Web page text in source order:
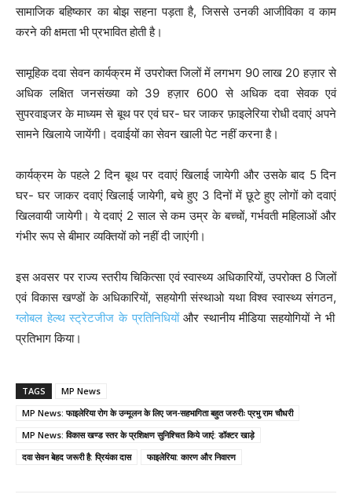
सामाजिक बहिष्कार का बोझ सहना पड़ता है, जिससे उनकी आजीविका व काम
करने की क्षमता भी प्रभावित होती है।
सामूहिक दवा सेवन कार्यक्रम में उपरोक्त जिलों में लगभग 90 लाख 20 हज़ार से
अधिक लक्षित जनसंख्या को 39 हज़ार 600 से अधिक दवा सेवक एवं
सुपरवाइजर के माध्यम से बूथ पर एवं घर- घर जाकर फ़ाइलेरिया रोधी दवाएं अपने
सामने खिलाये जायेंगी। दवाईयों का सेवन खाली पेट नहीं करना है।
कार्यक्रम के पहले 2 दिन बूथ पर दवाएं खिलाई जायेगी और उसके बाद 5 दिन
घर- घर जाकर दवाएं खिलाई जायेगी, बचे हुए 3 दिनों में छूटे हुए लोगों को दवाएं
खिलवायी जायेगी। ये दवाएं 2 साल से कम उम्र के बच्चों, गर्भवती महिलाओं और
गंभीर रूप से बीमार व्यक्तियों को नहीं दी जाएंगी।
इस अवसर पर राज्य स्तरीय चिकित्सा एवं स्वास्थ्य अधिकारियों, उपरोक्त 8 जिलों
एवं विकास खण्डों के अधिकारियों, सहयोगी संस्थाओ यथा विश्व स्वास्थ्य संगठन,
ग्लोबल हेल्थ स्ट्रेटजीज के प्रतिनिधियोंऔर स्थानीय मीडिया सहयोगियों ने भी
प्रतिभाग किया।
TAGS
MP News
MP News: फाइलेरिया रोग के उन्मूलन के लिए जन-सहभागिता बहुत जरुरीः प्रभु राम चौधरी
MP News: विकास खण्ड स्तर के प्रशिक्षण सुनिश्चित किये जाएं: डॉक्टर खाड़े
दवा सेवन बेहद जरूरी है: प्रियंका दास
फाइलेरिया: कारण और निवारण